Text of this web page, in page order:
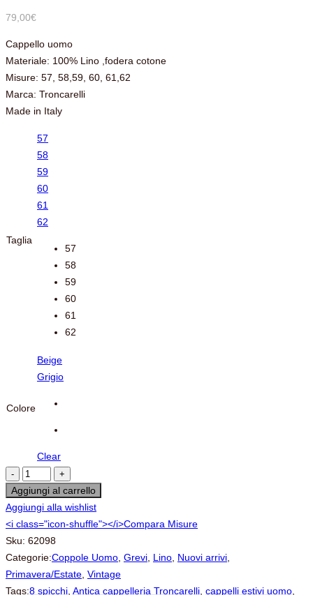
79,00€
Cappello uomo
Materiale: 100% Lino ,fodera cotone
Misure: 57, 58,59, 60, 61,62
Marca: Troncarelli
Made in Italy
Taglia
57
58
59
60
61
62
57
58
59
60
61
62
Colore
Beige
Grigio
Clear
Aggiungi al carrello
Aggiungi alla wishlist
<i class="icon-shuffle"></i>Compara Misure
Sku: 62098
Categorie:Coppole Uomo, Grevi, Lino, Nuovi arrivi,
Primavera/Estate, Vintage
Tags:8 spicchi, Antica cappelleria Troncarelli, cappelli estivi uomo,